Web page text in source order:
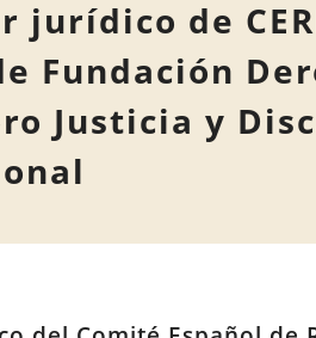
jurídico de
Fundación
Justicia y